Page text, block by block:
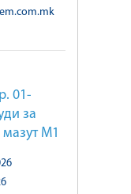
01-
за
М1